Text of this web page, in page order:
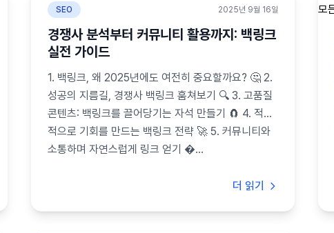
SEO 2025년 9월 16일
경쟁사 분석부터 커뮤니티 활용까지: 백링크
실전 가이드
1. 백링크, 왜 2025년에도 여전히 중요할까요? 🤔 2.
성공의 지름길, 경쟁사 백링크 훔쳐보기 🔍 3. 고품질
콘텐츠: 백링크를 끌어당기는 자석 만들기 🧲 4. 적극
적으로 기회를 만드는 백링크 전략 🚀 5. 커뮤니티와
소통하며 자연스럽게 링크 얻기 �...
더 읽기